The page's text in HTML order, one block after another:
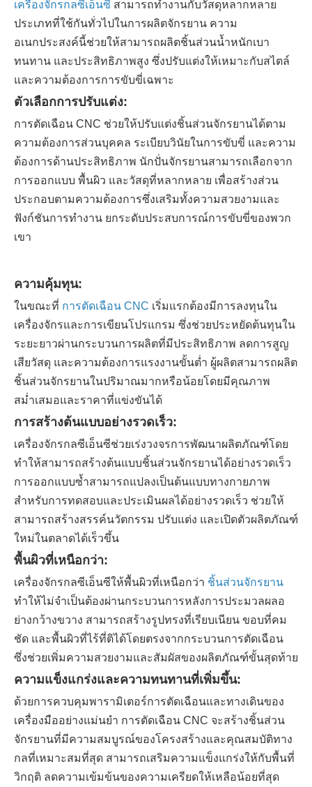
เครื่องจักรกลซีเอ็นซี สามารถทำงานกับวัสดุหลากหลาย
ประเภทที่ใช้กันทั่วไปในการผลิตจักรยาน ความ
อเนกประสงค์นี้ช่วยให้สามารถผลิตชิ้นส่วนน้ำหนักเบา
ทนทาน และประสิทธิภาพสูง ซึ่งปรับแต่งให้เหมาะกับสไตล์
และความต้องการการขับขี่เฉพาะ
ตัวเลือกการปรับแต่ง:
การตัดเฉือน CNC ช่วยให้ปรับแต่งชิ้นส่วนจักรยานได้ตาม
ความต้องการส่วนบุคคล ระเบียบวินัยในการขับขี่ และความ
ต้องการด้านประสิทธิภาพ นักปั่นจักรยานสามารถเลือกจาก
การออกแบบ พื้นผิว และวัสดุที่หลากหลาย เพื่อสร้างส่วน
ประกอบตามความต้องการซึ่งเสริมทั้งความสวยงามและ
ฟังก์ชันการทำงาน ยกระดับประสบการณ์การขับขี่ของพวก
เขา
ความคุ้มทุน:
ในขณะที่ การตัดเฉือน CNC เริ่มแรกต้องมีการลงทุนใน
เครื่องจักรและการเขียนโปรแกรม ซึ่งช่วยประหยัดต้นทุนใน
ระยะยาวผ่านกระบวนการผลิตที่มีประสิทธิภาพ ลดการสูญ
เสียวัสดุ และความต้องการแรงงานขั้นต่ำ ผู้ผลิตสามารถผลิต
ชิ้นส่วนจักรยานในปริมาณมากหรือน้อยโดยมีคุณภาพ
สม่ำเสมอและราคาที่แข่งขันได้
การสร้างต้นแบบอย่างรวดเร็ว:
เครื่องจักรกลซีเอ็นซีช่วยเร่งวงจรการพัฒนาผลิตภัณฑ์โดย
ทำให้สามารถสร้างต้นแบบชิ้นส่วนจักรยานได้อย่างรวดเร็ว
การออกแบบซ้ำสามารถแปลงเป็นต้นแบบทางกายภาพ
สำหรับการทดสอบและประเมินผลได้อย่างรวดเร็ว ช่วยให้
สามารถสร้างสรรค์นวัตกรรม ปรับแต่ง และเปิดตัวผลิตภัณฑ์
ใหม่ในตลาดได้เร็วขึ้น
พื้นผิวที่เหนือกว่า:
เครื่องจักรกลซีเอ็นซีให้พื้นผิวที่เหนือกว่า ชิ้นส่วนจักรยาน
ทำให้ไม่จำเป็นต้องผ่านกระบวนการหลังการประมวลผลอ
ย่างกว้างขวาง สามารถสร้างรูปทรงที่เรียบเนียน ขอบที่คม
ชัด และพื้นผิวที่ไร้ที่ติได้โดยตรงจากกระบวนการตัดเฉือน
ซึ่งช่วยเพิ่มความสวยงามและสัมผัสของผลิตภัณฑ์ขั้นสุดท้าย
ความแข็งแกร่งและความทนทานที่เพิ่มขึ้น:
ด้วยการควบคุมพารามิเตอร์การตัดเฉือนและทางเดินของ
เครื่องมืออย่างแม่นยำ การตัดเฉือน CNC จะสร้างชิ้นส่วน
จักรยานที่มีความสมบูรณ์ของโครงสร้างและคุณสมบัติทาง
กลที่เหมาะสมที่สุด สามารถเสริมความแข็งแกร่งให้กับพื้นที่
วิกฤติ ลดความเข้มข้นของความเครียดให้เหลือน้อยที่สุด